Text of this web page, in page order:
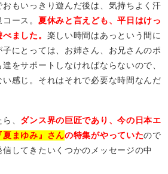
もいっきり遊んだ後は、気持ちよく汗
ース。 夏休みと言えども、平日はけっ
ました。 楽しい時間はあっという間に
にとっては、お姉さん、お兄さんのポ
をサポートしなければならないので、
感じ。それはそれで必要な時間なんだ
、 ダンス界の巨匠であり、今の日本エ
夏まゆみ』さんの特集がやっていたので
してきたいくつかのメッセージの中